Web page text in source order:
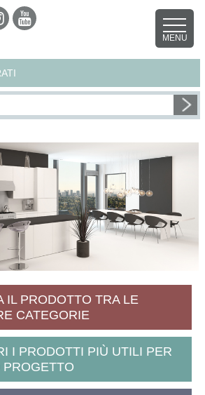
possibile questo sito utilizza i cookies.
nel sito autorizzi l’uso dei cookies. Per ulteriori
MENU
IL PRODOTTO TRA LE
CATEGORIE
I PRODOTTI PIÙ UTILI PER
PROGETTO